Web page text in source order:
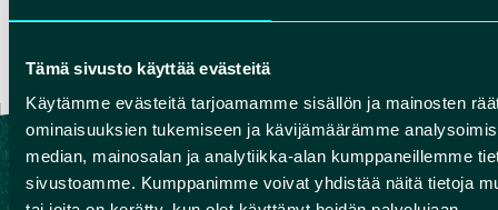
Tämä sivusto käyttää evästeitä
Käytämme evästeitä tarjoamamme sisällön ja mainosten
ominaisuuksien tukemiseen ja kävijämäärämme
median, mainosalan ja analytiikka-alan kumppaneillemme
sivustoamme. Kumppanimme voivat yhdistää näitä tietoja
lesen